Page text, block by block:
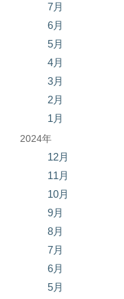
7月
6月
5月
4月
3月
2月
1月
2024年
12月
11月
10月
9月
8月
7月
6月
5月